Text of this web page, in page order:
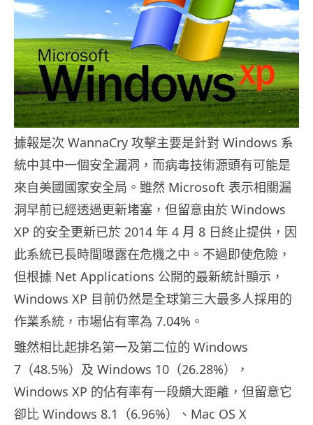
據報是次 WannaCry 攻擊主要是針對 Windows 系
統中其中一個安全漏洞，而病毒技術源頭有可能是
來自美國國家安全局。雖然 Microsoft 表示相關漏
洞早前已經透過更新堵塞，但留意由於 Windows
XP 的安全更新已於 2014 年 4 月 8 日終止提供，因
此系統已長時間曝露在危機之中。不過即使危險，
但根據 Net Applications 公開的最新統計顯示，
Windows XP 目前仍然是全球第三大最多人採用的
作業系統，市場佔有率為 7.04%。
雖然相比起排名第一及第二位的 Windows
7（48.5%）及 Windows 10（26.28%），
Windows XP 的佔有率有一段頗大距離，但留意它
卻比 Windows 8.1（6.96%）、Mac OS X